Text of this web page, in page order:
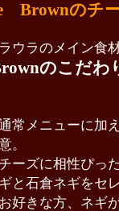
Brownのチ
ウラのメイン食
のこだ
常メニューに加
。
ーズに相性ぴっ
と石倉ネギをセ
好きな方、ネギ